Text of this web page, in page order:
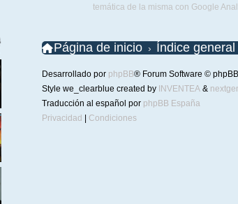
temática de la misma con Google
Página de inicio Índice general
Desarrollado por phpBB® Forum Software ©
Style we_clearblue created by INVENTEA&
Traducción al español por phpBB España
Privacidad
Condiciones